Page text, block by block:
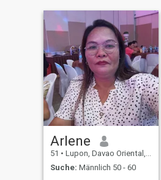
Arlene
51 • Lupon, Davao Oriental, Philippinen
Suche: Männlich 50 - 60